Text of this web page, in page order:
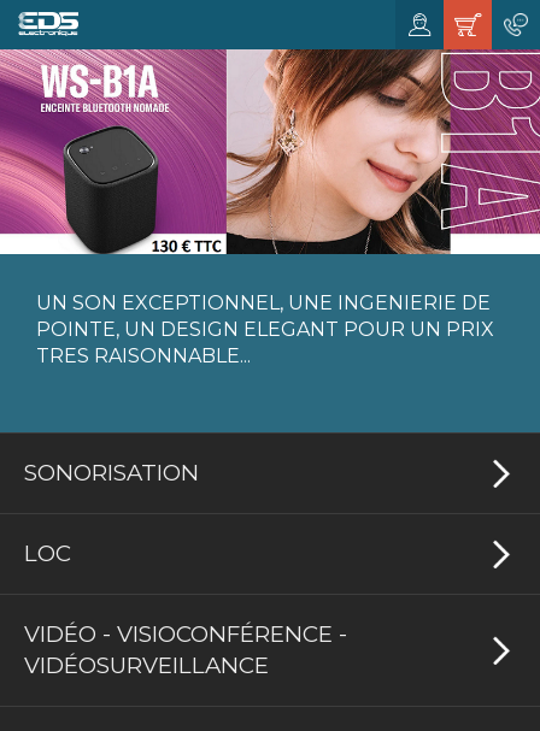
UN SON EXCEPTIONNEL, UNE INGENIERIE DE
POINTE, UN DESIGN ELEGANT POUR UN PRIX
TRES RAISONNABLE...
SONORISATION
LOC
VIDÉO - VISIOCONFÉRENCE -
VIDÉOSURVEILLANCE